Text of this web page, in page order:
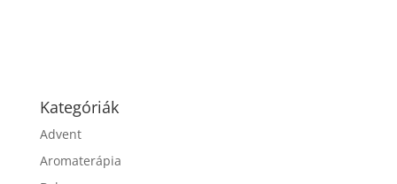
Kategóriák
Advent
Aromaterápia